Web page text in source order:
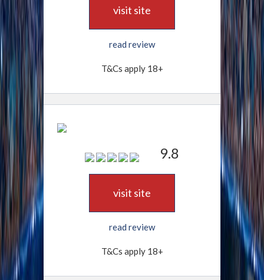
visit site
read review
T&Cs apply 18+
9.8
visit site
read review
T&Cs apply 18+